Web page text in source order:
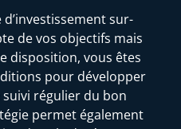
sur-
de vos objectifs mais
disposition, vous êtes
pour développer
régulier du bon
permet également